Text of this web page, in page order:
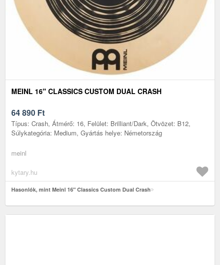
MEINL 16" CLASSICS CUSTOM DUAL CRASH
64 890 Ft
Típus: Crash, Átmérő: 16, Felület: Brilliant/Dark, Ötvözet: B12,
Súlykategória: Medium, Gyártás helye: Németország
meinl
kytary.hu
Hasonlók, mint Meinl 16" Classics Custom Dual Crash